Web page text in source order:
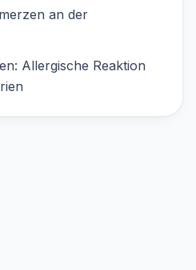
an der
Allergische Reaktion